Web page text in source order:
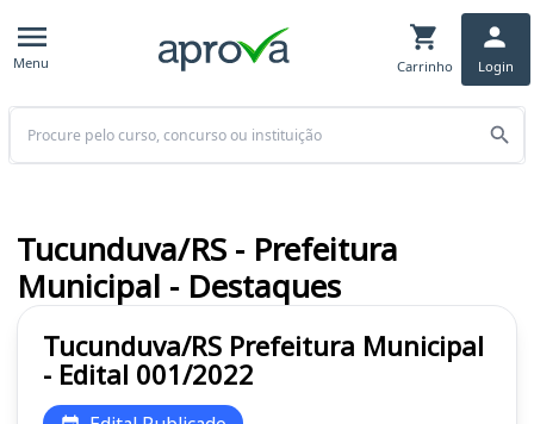
Menu Carrinho Login
Buscar
Tucunduva/RS Prefeitura Municipal
- Edital 001/2022
Tucunduva/RS - Prefeitura
Municipal - Destaques